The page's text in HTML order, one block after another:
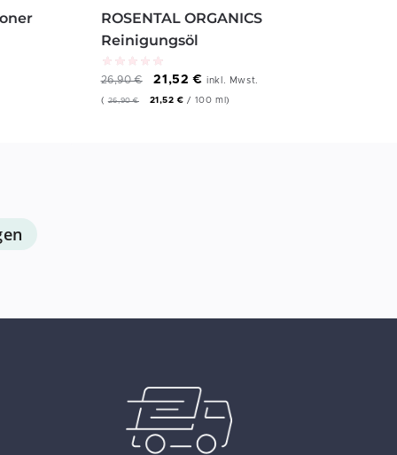
ROSENTAL ORGANICS
Reinigungsöl
26,90€ 21,52€ inkl. Mwst.
(26,90€ 21,52€ / 100 ml)